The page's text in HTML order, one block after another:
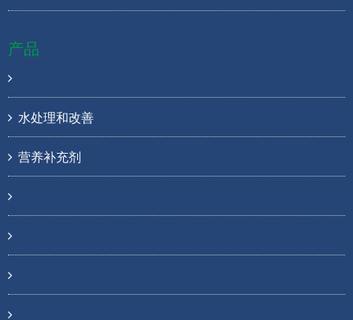
产品
水处理和改善
营养补充剂